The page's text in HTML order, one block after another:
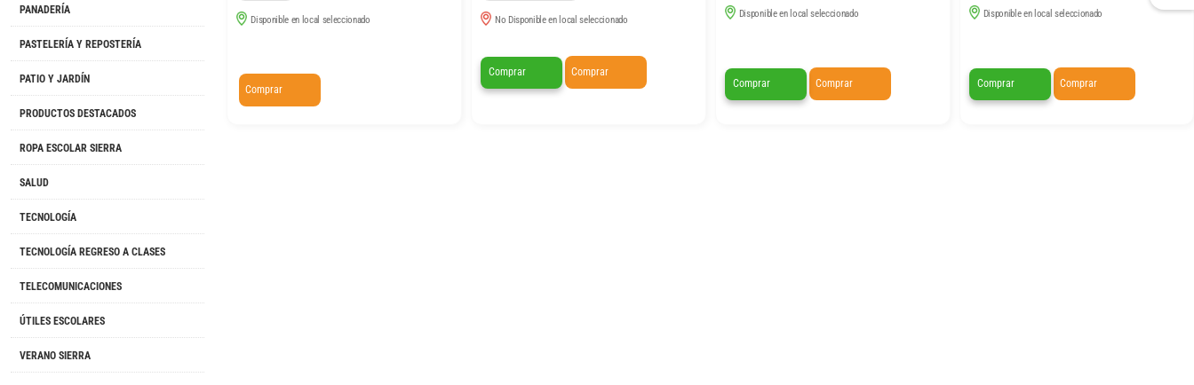
PANADERÍA
PASTELERÍA Y REPOSTERÍA
PATIO Y JARDÍN
PRODUCTOS DESTACADOS
ROPA ESCOLAR SIERRA
SALUD
TECNOLOGÍA
TECNOLOGÍA REGRESO A CLASES
TELECOMUNICACIONES
ÚTILES ESCOLARES
VERANO SIERRA
Disponible en local seleccionado
Comprar
No Disponible en local seleccionado
Comprar Comprar
Disponible en local seleccionado
Comprar Comprar
Disponible en local seleccionado
Comprar Comprar